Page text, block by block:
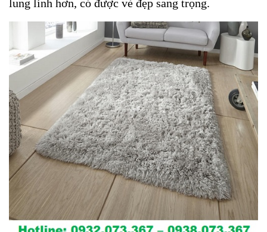
lung linh hơn, có được vẻ đẹp sang trọng.